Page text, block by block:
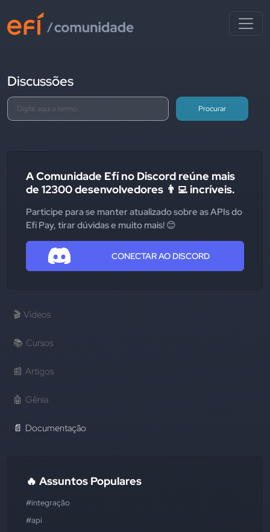
Discussões
Procurar
A Comunidade Efí no Discord reúne mais
de 12300 desenvolvedores 👨‍💻 incríveis.
Participe para se manter atualizado sobre as APIs do
Efí Pay, tirar dúvidas e muito mais! 😊
CONECTAR AO DISCORD
🎬 Vídeos
📚 Cursos
📰 Artigos
🤖 Gênia
📄 Documentação
🔥 Assuntos Populares
#integração
#api